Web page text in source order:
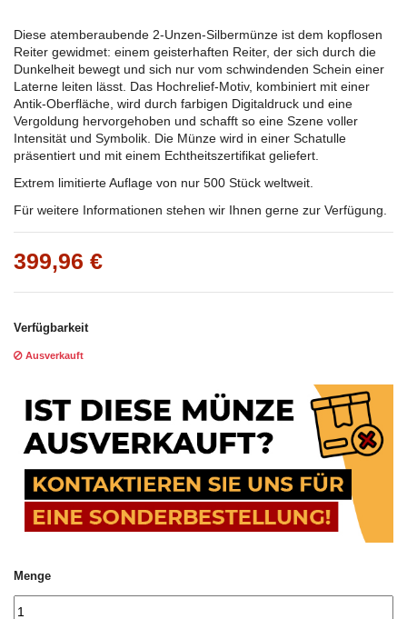
Diese atemberaubende 2-Unzen-Silbermünze ist dem kopflosen
Reiter gewidmet: einem geisterhaften Reiter, der sich durch die
Dunkelheit bewegt und sich nur vom schwindenden Schein einer
Laterne leiten lässt. Das Hochrelief-Motiv, kombiniert mit einer
Antik-Oberfläche, wird durch farbigen Digitaldruck und eine
Vergoldung hervorgehoben und schafft so eine Szene voller
Intensität und Symbolik. Die Münze wird in einer Schatulle
präsentiert und mit einem Echtheitszertifikat geliefert.
Extrem limitierte Auflage von nur 500 Stück weltweit.
Für weitere Informationen stehen wir Ihnen gerne zur Verfügung.
399,96 €
Verfügbarkeit
Ausverkauft
Menge